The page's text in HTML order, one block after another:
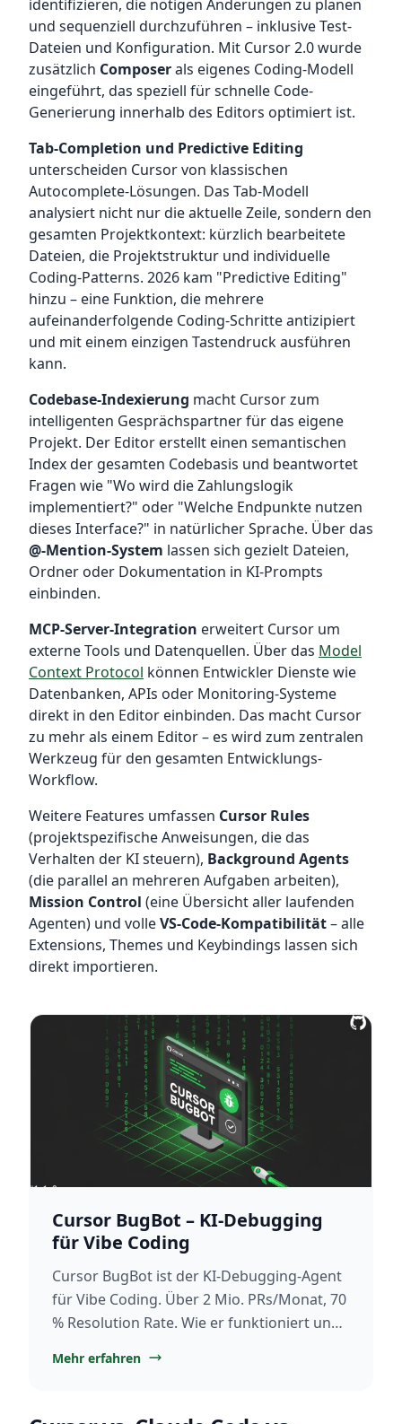
identifizieren, die nötigen Änderungen zu planen
und sequenziell durchzuführen – inklusive Test-
Dateien und Konfiguration. Mit Cursor 2.0 wurde
zusätzlich Composerals eigenes Coding-Modell
eingeführt, das speziell für schnelle Code-
Generierung innerhalb des Editors optimiert ist.
Tab-Completion und Predictive Editing
unterscheiden Cursor von klassischen
Autocomplete-Lösungen. Das Tab-Modell
analysiert nicht nur die aktuelle Zeile, sondern den
gesamten Projektkontext: kürzlich bearbeitete
Dateien, die Projektstruktur und individuelle
Coding-Patterns. 2026 kam "Predictive Editing"
hinzu – eine Funktion, die mehrere
aufeinanderfolgende Coding-Schritte antizipiert
und mit einem einzigen Tastendruck ausführen
kann.
Codebase-Indexierung macht Cursor zum
intelligenten Gesprächspartner für das eigene
Projekt. Der Editor erstellt einen semantischen
Index der gesamten Codebasis und beantwortet
Fragen wie "Wo wird die Zahlungslogik
implementiert?" oder "Welche Endpunkte nutzen
dieses Interface?" in natürlicher Sprache. Über das
@-Mention-System lassen sich gezielt Dateien,
Ordner oder Dokumentation in KI-Prompts
einbinden.
MCP-Server-Integration erweitert Cursor um
externe Tools und Datenquellen. Über das Model
Context Protocol können Entwickler Dienste wie
Datenbanken, APIs oder Monitoring-Systeme
direkt in den Editor einbinden. Das macht Cursor
zu mehr als einem Editor – es wird zum zentralen
Werkzeug für den gesamten Entwicklungs-
Workflow.
Weitere Features umfassen Cursor Rules
(projektspezifische Anweisungen, die das
Verhalten der KI steuern), Background Agents
(die parallel an mehreren Aufgaben arbeiten),
Mission Control (eine Übersicht aller laufenden
Agenten) und volleVS-Code-Kompatibilität– alle
Extensions, Themes und Keybindings lassen sich
direkt importieren.
Cursor BugBot – KI-Debugging
für Vibe Coding
Cursor BugBot ist der KI-Debugging-Agent
für Vibe Coding. Über 2 Mio. PRs/Monat, 70
% Resolution Rate. Wie er funktioniert und
Mehr erfahren